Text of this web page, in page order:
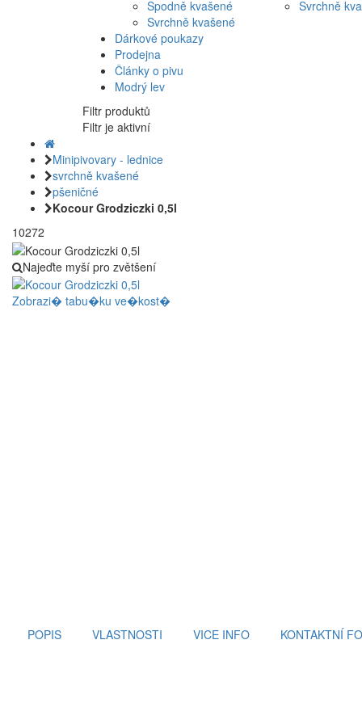
Spodně kvašené
Svrchně kvašené
Svrchně
Dárkové poukazy
Prodejna
Články o pivu
Modrý lev
Filtr produktů
Filtr je aktivní
Minipivovary - lednice
svrchně kvašené
pšeničné
Kocour Grodziczki 0,5l
10272
Najeďte myší pro zvětšení
Zobrazi� tabu�ku ve�kost�
POPIS
VLASTNOSTI VICE INFO KONTAKTNÍ